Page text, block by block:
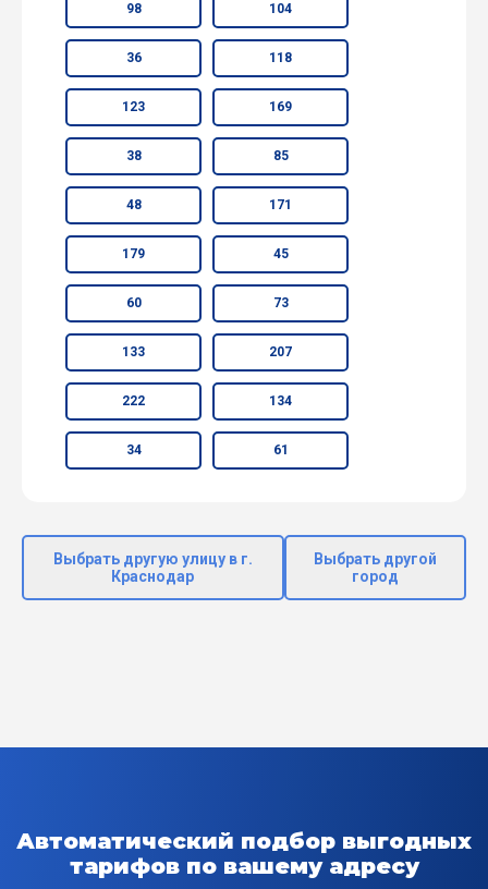
98 104
36 118
123 169
38 85
48 171
179 45
60 73
133 207
222 134
34 61
Выбрать другую улицу в г.
Краснодар
Выбрать другой
город
Автоматический подбор выгодных
тарифов по вашему адресу